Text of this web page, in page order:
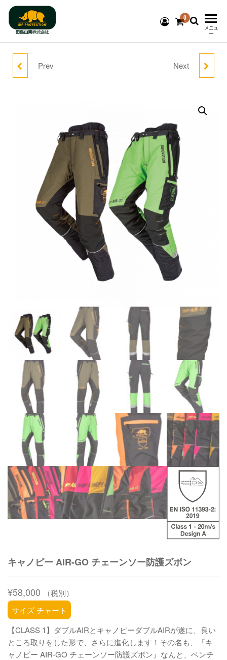
国内代理店
⁂ 田島山業
株式会社
0
メニュ
ー
GECKO ゲッコー
Prev 【訳アリ】サムライ
Next
キャノピー AIR-GO チェーンソー防護ズボン
¥58,000 （税別）
サイズ チャート
【CLASS 1】ダブルAIRとキャノピーダブルAIRが遂に、良い
ところ取りをした形で、さらに進化します！その名も、『キ
ャノピー AIR-GO チェーンソー防護ズボン』なんと、ベンチ